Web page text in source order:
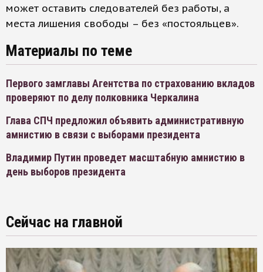
может оставить следователей без работы, а
места лишения свободы – без «постояльцев».
Материалы по теме
Первого замглавы Агентства по страхованию вкладов
проверяют по делу полковника Черкалина
Глава СПЧ предложил объявить административную
амнистию в связи с выборами президента
Владимир Путин проведет масштабную амнистию в
день выборов президента
Сейчас на главной